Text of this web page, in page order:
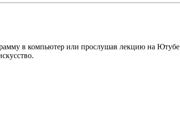
в компьютер или прослушав лекцию на